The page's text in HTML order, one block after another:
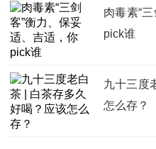
肉毒素“
pick谁
九十三度
怎么存？